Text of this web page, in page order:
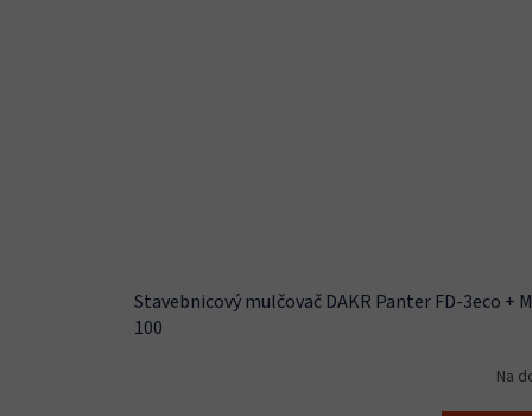
Stavebnicový mulčovač DAKR Panter FD-3eco +
100
Na